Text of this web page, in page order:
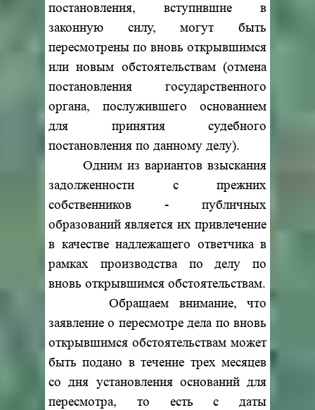
постановления, вступившие в
законную силу, могут быть
пересмотрены по вновь открывшимся
или новым обстоятельствам (отмена
постановления государственного
органа, послужившего основанием
для принятия судебного
постановления по данному делу).
Одним из вариантов взыскания
задолженности с прежних
собственников - публичных
образований является их привлечение
в качестве надлежащего ответчика в
рамках производства по делу по
вновь открывшимся обстоятельствам.
Обращаем внимание, что
заявление о пересмотре дела по вновь
открывшимся обстоятельствам может
быть подано в течение трех месяцев
со дня установления оснований для
пересмотра, то есть с даты